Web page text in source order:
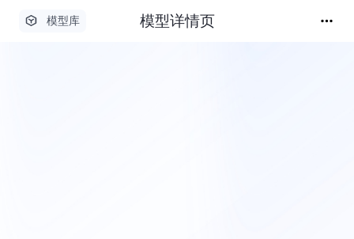
模型库 模型详情页